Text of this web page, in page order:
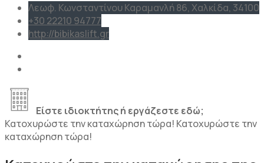
Λεωφ. Κωνσταντίνου Καραμανλή 86, Χαλκίδα, 34100
+30 22210 94777
http://bibikaslift.gr
Είστε ιδιοκτήτης ή εργάζεστε εδώ;
Κατοχυρώστε την καταχώρηση τώρα! Κατοχυρώστε την
καταχώρηση τώρα!